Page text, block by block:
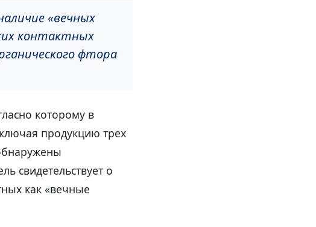
«вечных
контактных
фтора
которому в
продукцию трех
свидетельствует о
как «вечные